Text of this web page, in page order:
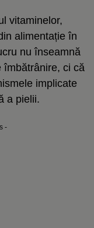
vitaminelor,
alimentație în
nu înseamnă
îmbătrânire, ci că
implicate
a pielii.
-